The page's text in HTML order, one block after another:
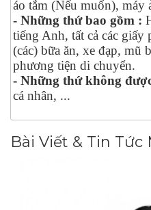
áo tắm (Nếu muốn), máy
- Những thứ bao gồm :
tiếng Anh, tất cả các giấy
(các) bữa ăn, xe đạp, mũ
phương tiện di chuyển.
- Những thứ không
cá nhân, ...
Bài Viết & Tin Tức